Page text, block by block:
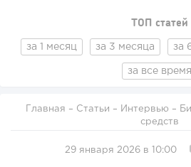
ТОП статей
за 1 месяц за 3 месяца за
за все время
Главная – Статьи – Интервью
средств
29 января 2026 в 10:00